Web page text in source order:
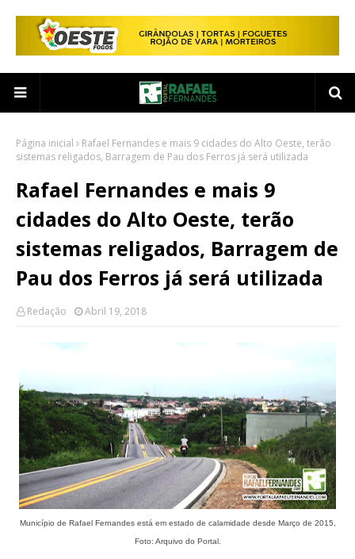
Página inicial
Rafael Fernandes e mais 9 cidades do Alto Oeste, terão
sistemas religados, Barragem de Pau dos Ferros já será utilizada
Rafael Fernandes e mais 9
cidades do Alto Oeste, terão
sistemas religados, Barragem de
Pau dos Ferros já será utilizada
Redação Abril 19, 2018
Município de Rafael Fernandes está em estado de calamidade desde Março de 2015,
Foto: Arquivo do Portal.